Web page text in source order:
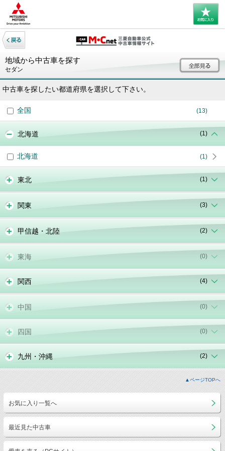
地域から中古車を探す
セダン
中古車を探したい都道府県を選択して下さい。
全国 (13)
北海道 (1)
北海道 (1)
東北 (1)
関東 (3)
甲信越・北陸 (2)
東海 (0)
関西 (4)
中国 (0)
四国 (0)
九州・沖縄 (2)
▲ページTOPへ
お気に入り一覧へ
最近見た中古車